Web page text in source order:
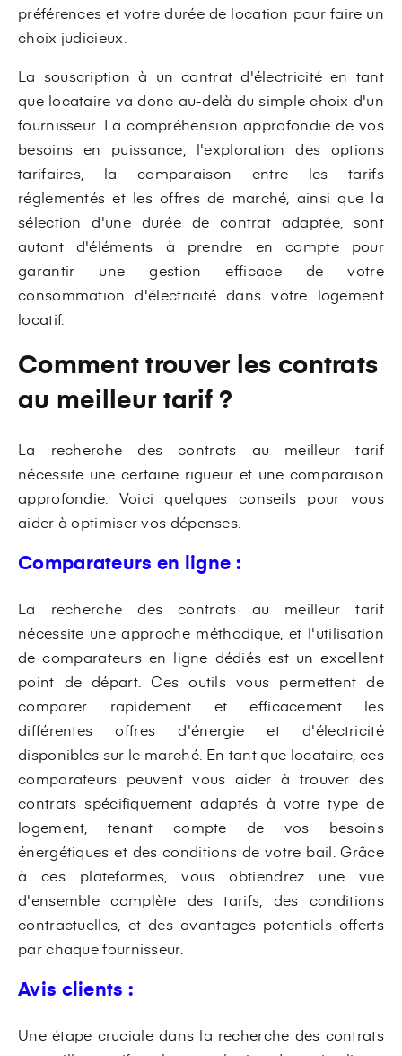
préférences et votre durée de location pour faire un
choix judicieux.
La souscription à un contrat d'électricité en tant
que locataire va donc au-delà du simple choix d'un
fournisseur. La compréhension approfondie de vos
besoins en puissance, l'exploration des options
tarifaires, la comparaison entre les tarifs
réglementés et les offres de marché, ainsi que la
sélection d'une durée de contrat adaptée, sont
autant d'éléments à prendre en compte pour
garantir une gestion efficace de votre
consommation d'électricité dans votre logement
locatif.
Comment trouver les contrats
au meilleur tarif ?
La recherche des contrats au meilleur tarif
nécessite une certaine rigueur et une comparaison
approfondie. Voici quelques conseils pour vous
aider à optimiser vos dépenses.
Comparateurs en ligne :
La recherche des contrats au meilleur tarif
nécessite une approche méthodique, et l'utilisation
de comparateurs en ligne dédiés est un excellent
point de départ. Ces outils vous permettent de
comparer rapidement et efficacement les
différentes offres d'énergie et d'électricité
disponibles sur le marché. En tant que locataire, ces
comparateurs peuvent vous aider à trouver des
contrats spécifiquement adaptés à votre type de
logement, tenant compte de vos besoins
énergétiques et des conditions de votre bail. Grâce
à ces plateformes, vous obtiendrez une vue
d'ensemble complète des tarifs, des conditions
contractuelles, et des avantages potentiels offerts
par chaque fournisseur.
Avis clients :
Une étape cruciale dans la recherche des contrats